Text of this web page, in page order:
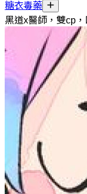
糖衣毒藥
黑道x醫師，雙cp